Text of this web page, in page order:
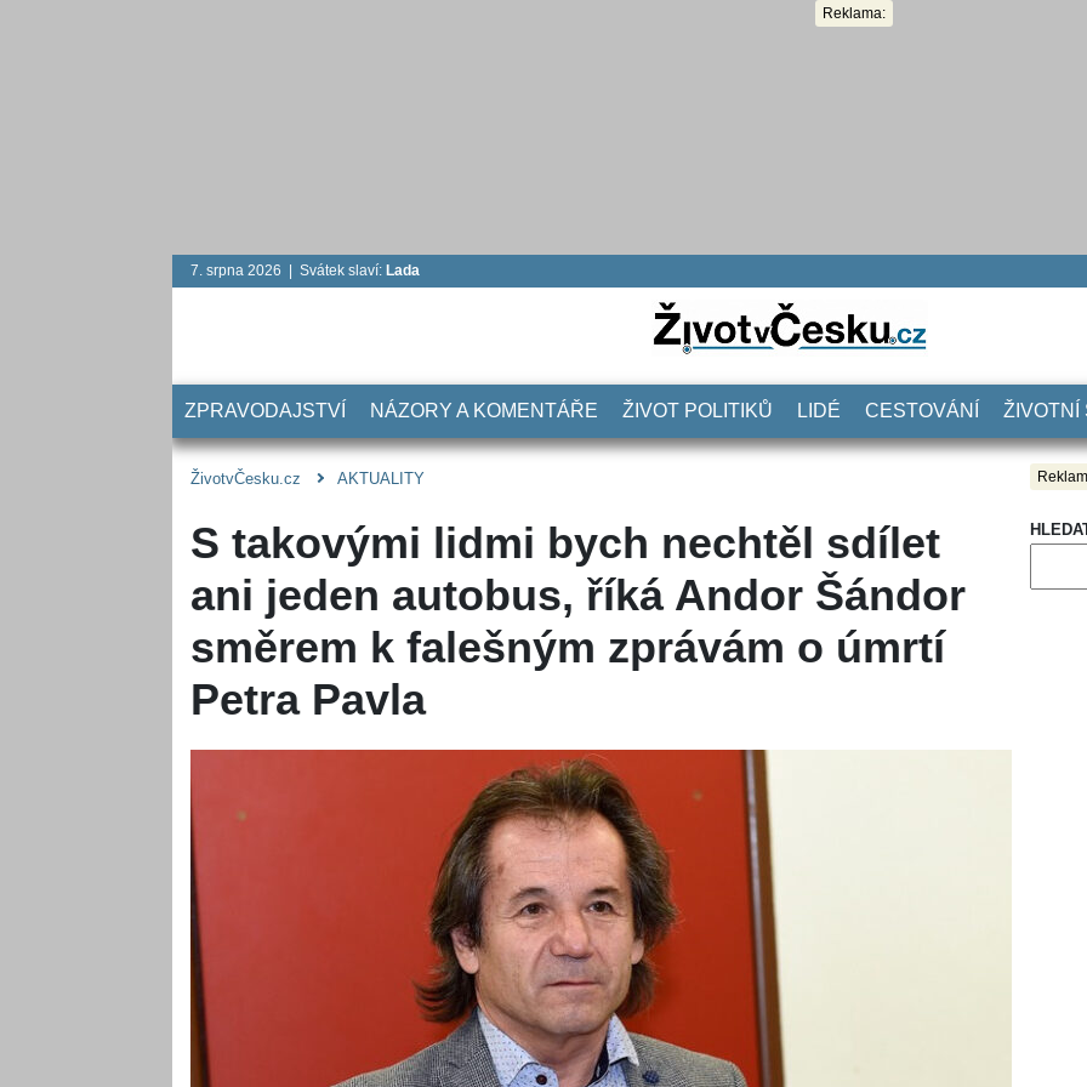
Reklama:
7. srpna 2026 | Svátek slaví: Lada
ZPRAVODAJSTVÍ NÁZORY A KOMENTÁŘE ŽIVOT POLITIKŮ LIDÉ CESTOVÁNÍ ŽIVOTNÍ
ŽivotvČesku.cz AKTUALITY
S takovými lidmi bych nechtěl sdílet
ani jeden autobus, říká Andor Šándor
směrem k falešným zprávám o úmrtí
Petra Pavla